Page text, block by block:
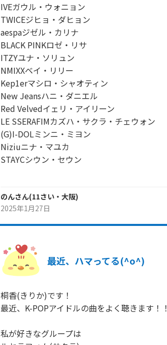
IVEガウル・ウォニョン
TWICEジヒョ・ダヒョン
aespaジゼル・カリナ
BLACK PINKロゼ・リサ
ITZYユナ・ソリュン
NMIXXベイ・リリー
Kep1erマシロ・シャオティン
New Jeansハニ・ダニエル
Red Velvedイェリ・アイリーン
LE SSERAFIMカズハ・サクラ・チェウォン
(G)I-DOLミンニ・ミヨン
Niziuニナ・マユカ
STAYCシウン・セウン
のんさん(11さい・ 大阪)
2025年1月27日
最近、ハマってる(^o^)
桐香(きりか)です！
最近、K-POPアイドルの曲をよく聴きます！！
私が好きなグループは